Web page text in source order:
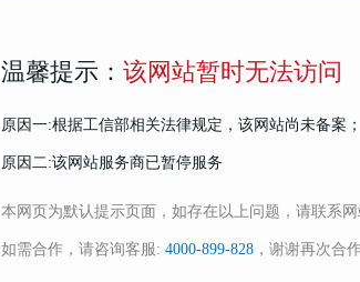
温馨提示： 该网站暂时无法访问
原因一:根据工信部相关法律规定，该网站尚未备案；
原因二:该网站服务商已暂停服务
本网页为默认提示页面，如存在以上问题，请联系
如需合作，请咨询客服: 4000-899-828 ，谢谢再次合作